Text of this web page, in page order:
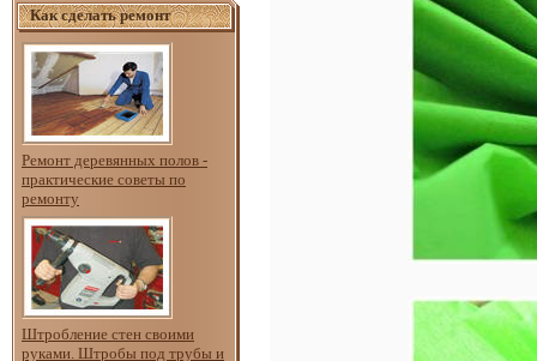
Как сделать ремонт
Ремонт деревянных полов -
практические советы по
ремонту
Штробление стен своими
руками. Штробы под трубы и